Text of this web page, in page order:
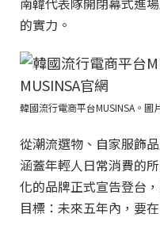
的實力。
韓國流行電商平台MUSINSA。圖
從潮流選物、自家服飾
涵蓋年輕人日常消費的
化的品牌正式宣告登台
目標：未來五年內，要